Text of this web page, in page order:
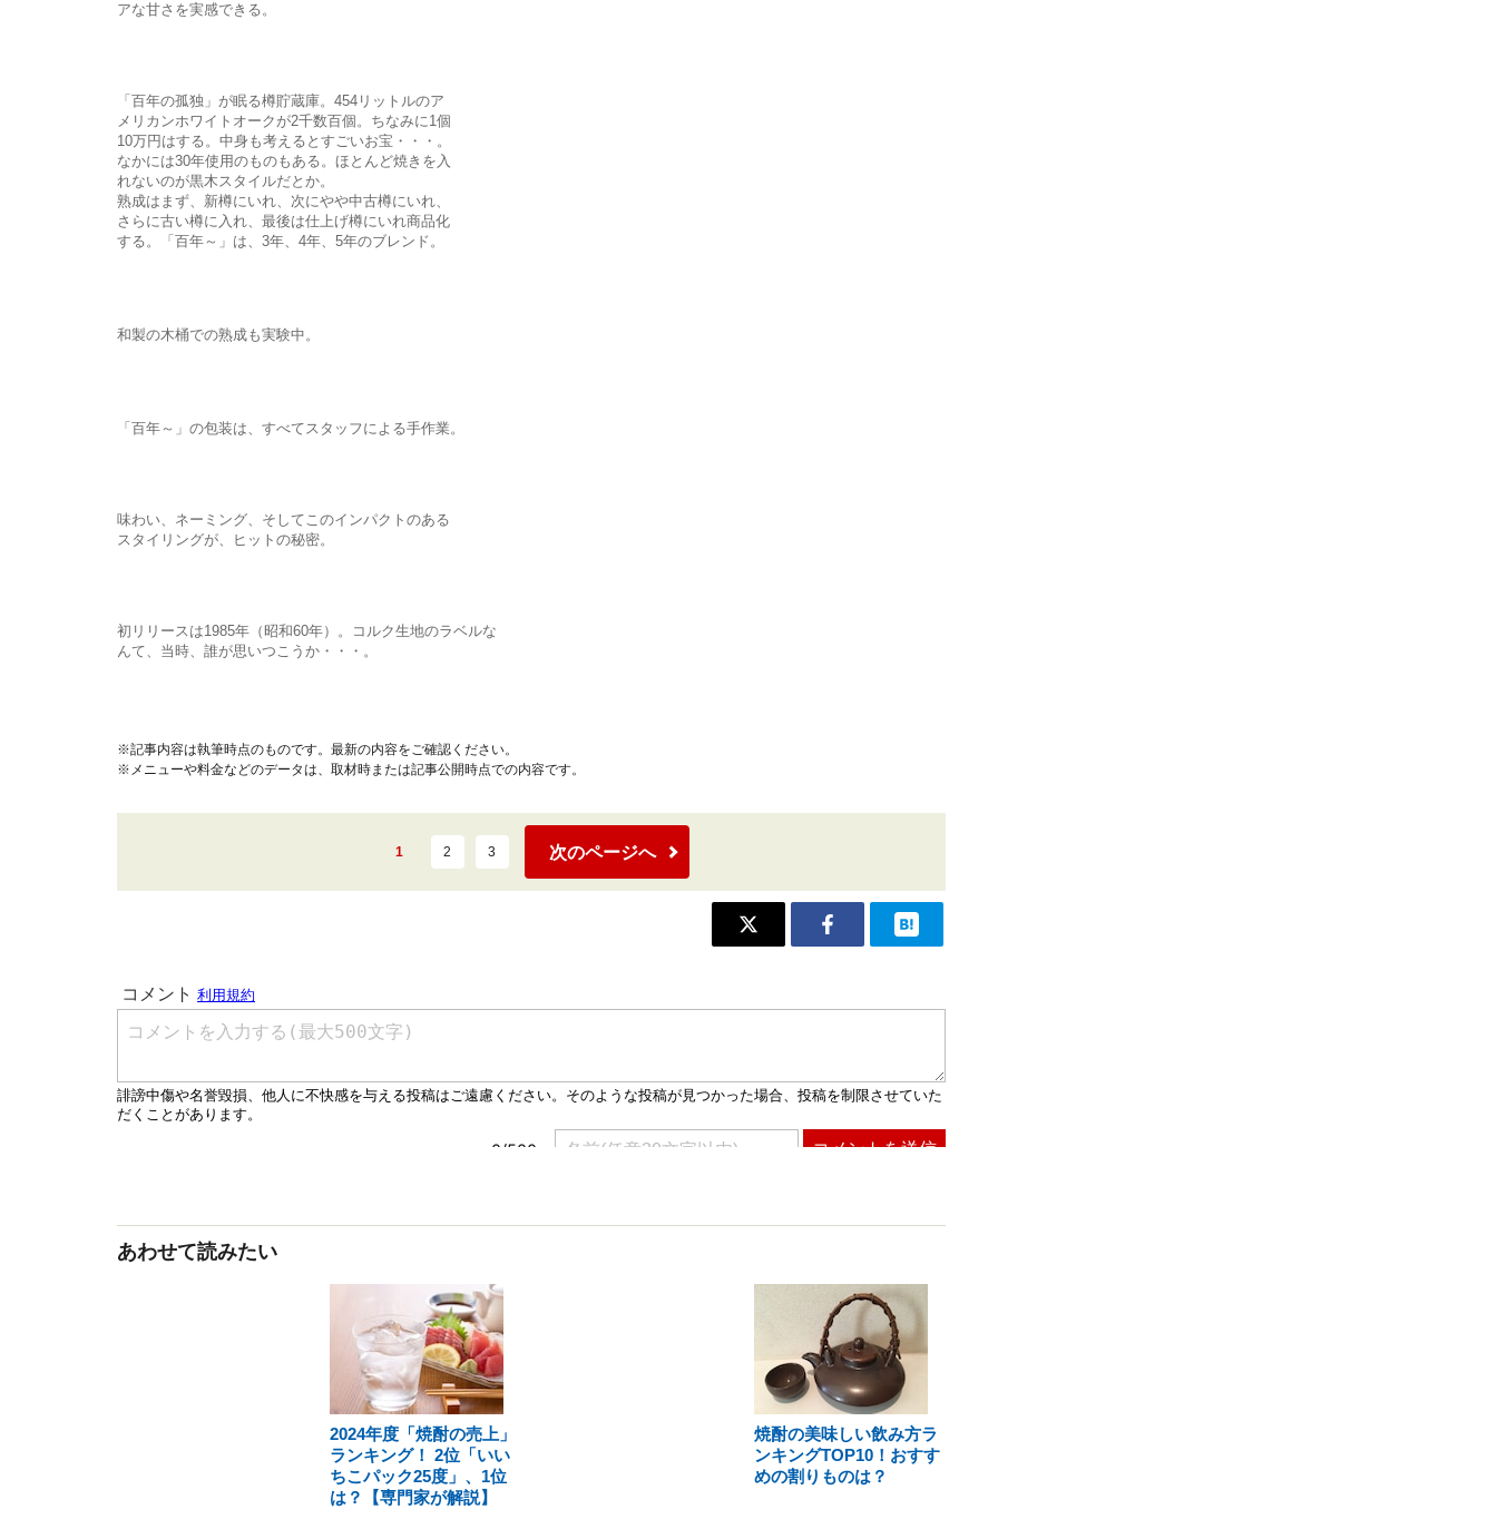
アな甘さを実感できる。
「百年の孤独」が眠る樽貯蔵庫。454リットルのア
メリカンホワイトオークが2千数百個。ちなみに1個
10万円はする。中身も考えるとすごいお宝・・・。
なかには30年使用のものもある。ほとんど焼きを入
れないのが黒木スタイルだとか。
熟成はまず、新樽にいれ、次にやや中古樽にいれ、
さらに古い樽に入れ、最後は仕上げ樽にいれ商品化
する。「百年～」は、3年、4年、5年のブレンド。
和製の木桶での熟成も実験中。
「百年～」の包装は、すべてスタッフによる手作業。
味わい、ネーミング、そしてこのインパクトのある
スタイリングが、ヒットの秘密。
初リリースは1985年（昭和60年）。コルク生地のラベルな
んて、当時、誰が思いつこうか・・・。
※記事内容は執筆時点のものです。最新の内容をご確認ください。
※メニューや料金などのデータは、取材時または記事公開時点での内容です。
1 2 3 次のページへ
あわせて読みたい
2024年度「焼酎の売上」
ランキング！ 2位「いい
ちこパック25度」、1位
は？【専門家が解説】
焼酎の美味しい飲み方ラ
ンキングTOP10！おすす
めの割りものは？